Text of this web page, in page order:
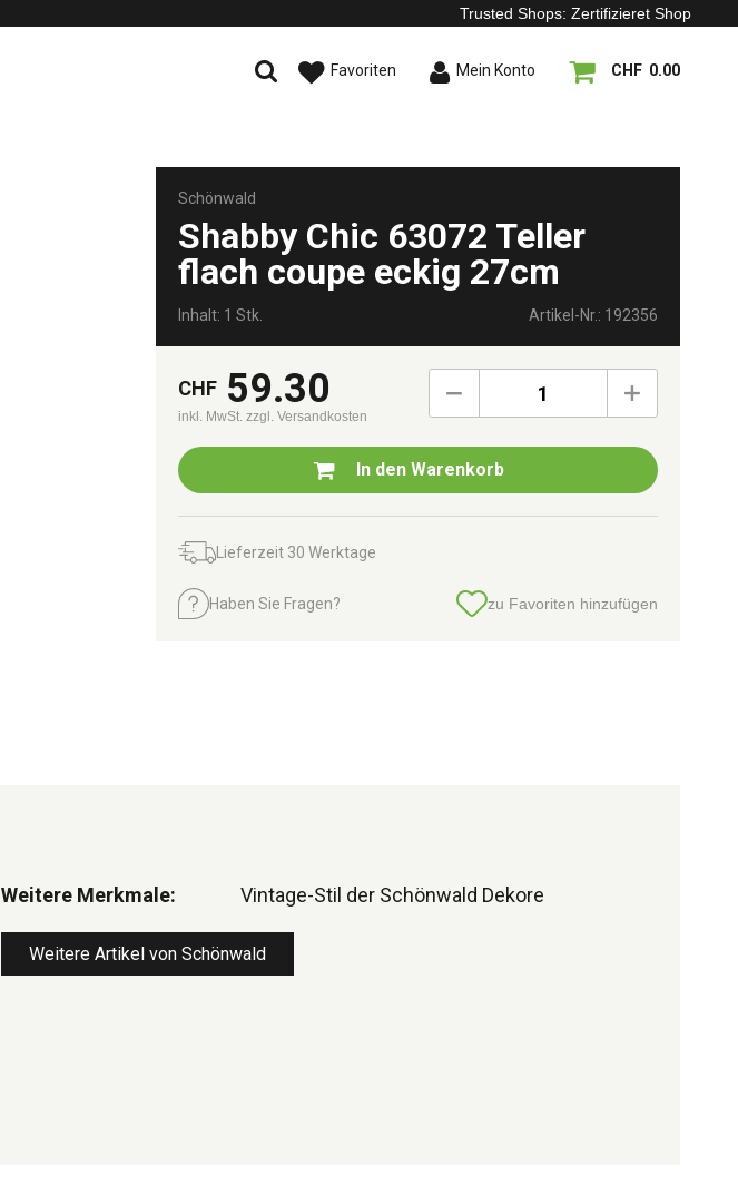
Trusted Shops: Zertifizieret Shop
Favoriten Mein Konto CHF 0.00
Schönwald
Shabby Chic 63072 Teller
flach coupe eckig 27cm
Inhalt: 1 Stk. Artikel-Nr.: 192356
CHF 59.30
inkl. MwSt. zzgl. Versandkosten
1
In den Warenkorb
Lieferzeit 30 Werktage
Haben Sie Fragen? zu Favoriten hinzufügen
Weitere Merkmale: Vintage-Stil der Schönwald Dekore
Weitere Artikel von Schönwald